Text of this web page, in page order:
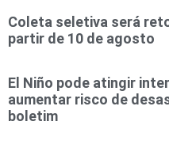
Coleta seletiva será
partir de 10 de agosto
El Niño pode atingir
aumentar risco de
boletim